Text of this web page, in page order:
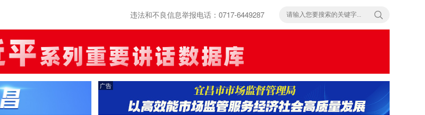
违法和不良信息举报电话：0717-6449287
广告